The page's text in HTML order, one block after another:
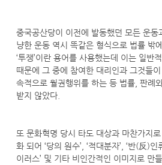
중국공산당이 이전에 발동했던 모든 운동
냥한 운동 역시 똑같은 형식으로 법률 밖
‘투쟁’이란 용어를 사용했는데 이는 일반
때문에 그 중에 참여한 대리인과 그것들
속적으로 월권행위를 하는 등 법률, 판례
받지 않았다.
또 문화혁명 당시 타도 대상과 마찬가지
화 되어 ‘당의 원수’, ‘적대분자’, ‘반(反)인
이러스’ 및 기타 비인간적인 이미지로 만